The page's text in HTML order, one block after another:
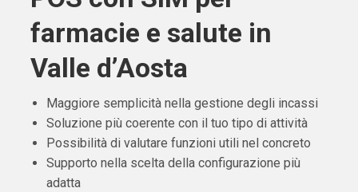
farmacie e salute in
Valle d’Aosta
Maggiore semplicità nella gestione degli incassi
Soluzione più coerente con il tuo tipo di attività
Possibilità di valutare funzioni utili nel concreto
Supporto nella scelta della configurazione più
adatta